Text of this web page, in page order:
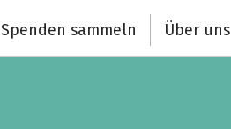
Spenden sammeln Über uns